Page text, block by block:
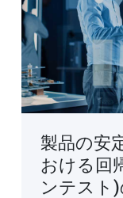
製品の安
おける回
ンテスト